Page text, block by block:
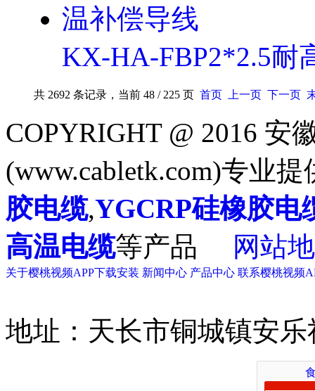
KX-HA-FBP2*2.5耐
共 2692 条记录，当前 48 / 225 页 首页 上一页 下一页
COPYRIGHT @ 2016 安
(www.cabletk.com)专业提
胶电缆,YGCRP硅橡胶电
高温电缆等产品 网站
关于樱桃视频APP下载安装 新闻中心 产品中心 联系樱桃视频
地址：天长市铜城镇安乐